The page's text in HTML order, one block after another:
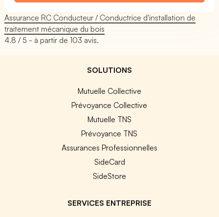
Assurance RC Conducteur / Conductrice d'installation de
traitement mécanique du bois
4.8 / 5 - à partir de103 avis.
SOLUTIONS
Mutuelle Collective
Prévoyance Collective
Mutuelle TNS
Prévoyance TNS
Assurances Professionnelles
SideCard
SideStore
SERVICES ENTREPRISE